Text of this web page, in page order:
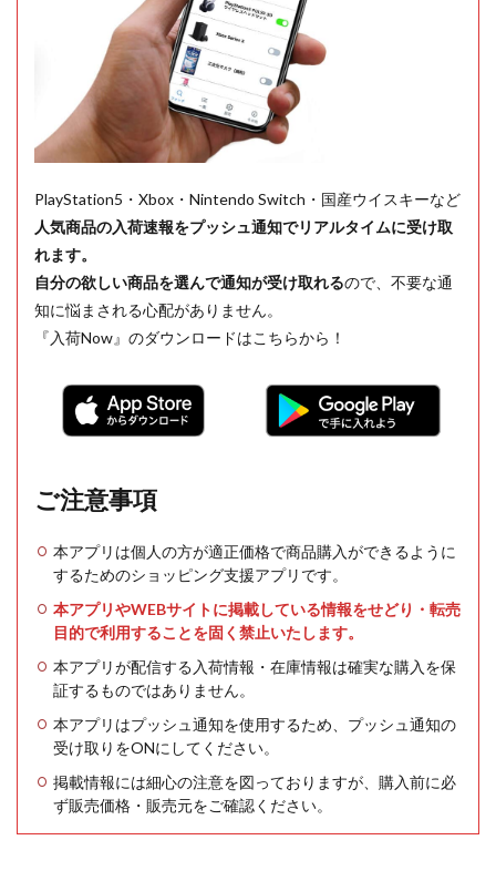
PlayStation5・Xbox・Nintendo Switch・国産ウイスキーなど
人気商品の入荷速報をプッシュ通知でリアルタイムに受け取
れます。
自分の欲しい商品を選んで通知が受け取れるので、不要な通
知に悩まされる心配がありません。
『入荷Now』のダウンロードはこちらから！
ご注意事項
本アプリは個人の方が適正価格で商品購入ができるように
するためのショッピング支援アプリです。
本アプリやWEBサイトに掲載している情報をせどり・転売
目的で利用することを固く禁止いたします。
本アプリが配信する入荷情報・在庫情報は確実な購入を保
証するものではありません。
本アプリはプッシュ通知を使用するため、プッシュ通知の
受け取りをONにしてください。
掲載情報には細心の注意を図っておりますが、購入前に必
ず販売価格・販売元をご確認ください。